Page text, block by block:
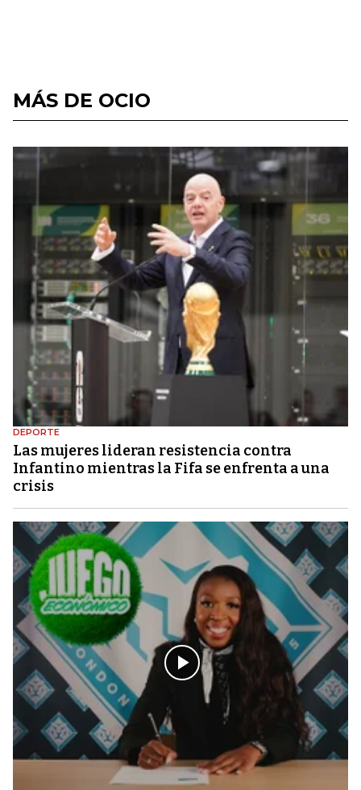
MÁS DE OCIO
DEPORTE
Las mujeres lideran resistencia contra
Infantino mientras la Fifa se enfrenta a una
crisis